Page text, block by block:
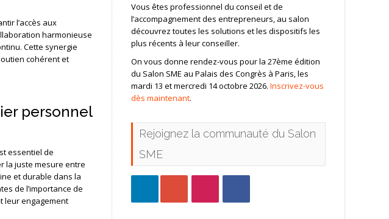
l’accès aux
harmonieuse
Cette synergie
cohérent et
personnel
essentiel de
la juste mesure entre
et durable dans la
de l’importance de
leur engagement
Vous êtes professionnel du conseil et de
l’accompagnement des entrepreneurs, au salon
découvrez toutes les solutions et les dispositifs les
plus récents à leur conseiller.
On vous donne rendez-vous pour la 27ème édition
du Salon SME au Palais des Congrès à Paris, les
mardi 13 et mercredi 14 octobre 2026.Inscrivez-vous
dès maintenant.
Rejoignez la communauté du Salon
SME